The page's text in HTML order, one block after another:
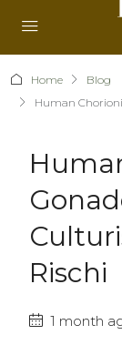
Home
Blog
Human
Rischi
1 month